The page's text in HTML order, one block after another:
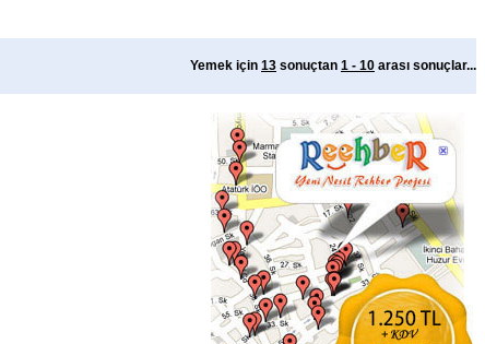
Yemek için 13 sonuçtan 1 - 10 arası sonuçlar...